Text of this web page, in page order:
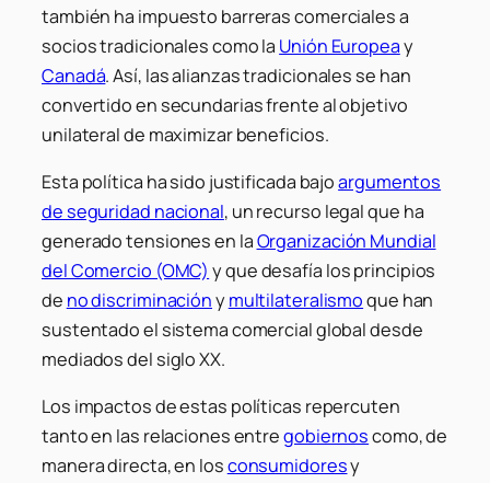
también ha impuesto barreras comerciales a
socios tradicionales como la Unión Europeay
Canadá. Así, las alianzas tradicionales se han
convertido en secundarias frente al objetivo
unilateral de maximizar beneficios.
Esta política ha sido justificada bajoargumentos
de seguridad nacional, un recurso legal que ha
generado tensiones en laOrganización Mundial
del Comercio (OMC) y que desafía los principios
de no discriminaciónymultilateralismoque han
sustentado el sistema comercial global desde
mediados del siglo XX.
Los impactos de estas políticas repercuten
tanto en las relaciones entregobiernoscomo, de
manera directa, en losconsumidoresy